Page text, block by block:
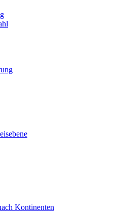
Kontinenten